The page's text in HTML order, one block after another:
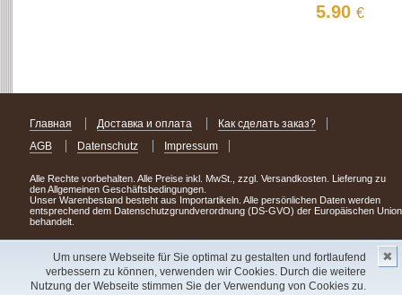
Um unsere Webseite für Sie optimal zu gestalten und fortlaufend
verbessern zu können, verwenden wir Cookies. Durch die weitere
Nutzung der Webseite stimmen Sie der Verwendung von Cookies zu.
✖
5.90€
Главная Доставка и оплата
Как сделать заказ?
AGB
Datenschutz Impressum
Alle Rechte vorbehalten. Alle Preise inkl. MwSt., zzgl. Versandkosten. Lieferung zu
den Allgemeinen Geschäftsbedingungen.
Unser Warenbestand besteht aus Importartikeln. Alle persönlichen Daten werden
entsprechend dem Datenschutzgrundverordnung (DS-GVO) der Europäischen Union
behandelt.
Сделав заказ сегодня, уже через день или два Вы можете стать обладателем
НОВИНКИ из Германии! Удачного поиска!
Copyright 2003 - 2023 © Express-Kniga